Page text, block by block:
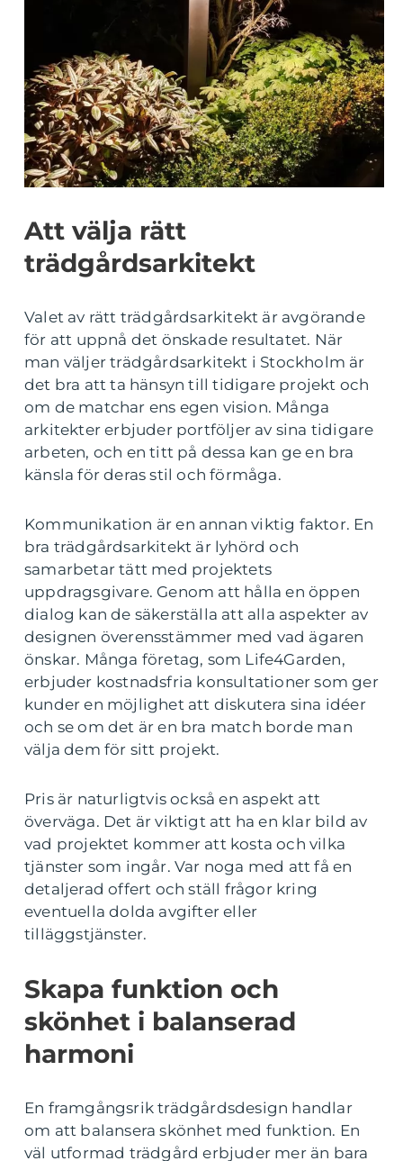
Att välja rätt
trädgårdsarkitekt
Valet av rätt trädgårdsarkitekt är avgörande
för att uppnå det önskade resultatet. När
man väljer trädgårdsarkitekt i Stockholm är
det bra att ta hänsyn till tidigare projekt och
om de matchar ens egen vision. Många
arkitekter erbjuder portföljer av sina tidigare
arbeten, och en titt på dessa kan ge en bra
känsla för deras stil och förmåga.
Kommunikation är en annan viktig faktor. En
bra trädgårdsarkitekt är lyhörd och
samarbetar tätt med projektets
uppdragsgivare. Genom att hålla en öppen
dialog kan de säkerställa att alla aspekter av
designen överensstämmer med vad ägaren
önskar. Många företag, som Life4Garden,
erbjuder kostnadsfria konsultationer som ger
kunder en möjlighet att diskutera sina idéer
och se om det är en bra match borde man
välja dem för sitt projekt.
Pris är naturligtvis också en aspekt att
överväga. Det är viktigt att ha en klar bild av
vad projektet kommer att kosta och vilka
tjänster som ingår. Var noga med att få en
detaljerad offert och ställ frågor kring
eventuella dolda avgifter eller
tilläggstjänster.
Skapa funktion och
skönhet i balanserad
harmoni
En framgångsrik trädgårdsdesign handlar
om att balansera skönhet med funktion. En
väl utformad trädgård erbjuder mer än bara